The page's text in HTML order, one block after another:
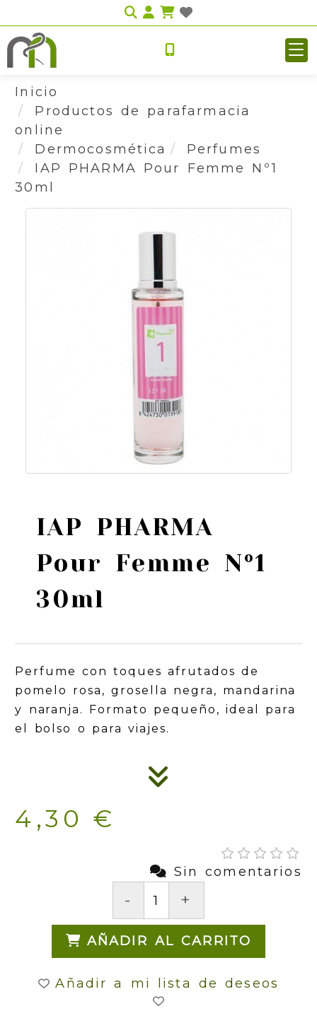
Identifícate
Inicio
Productos de parafarmacia
online
Dermocosmética
Perfumes
IAP PHARMA Pour Femme Nº1
30ml
IAP PHARMA
Pour Femme Nº1
30ml
Perfume con toques afrutados de
pomelo rosa, grosella negra, mandarina
y naranja. Formato pequeño, ideal para
el bolso o para viajes.
4,30 €
Sin comentarios
- +
AÑADIR AL CARRITO
Añadir a mi lista de deseos